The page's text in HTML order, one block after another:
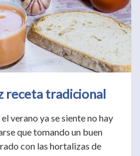
receta tradicional
verano ya se siente no hay
que tomando un buen
con las hortalizas de